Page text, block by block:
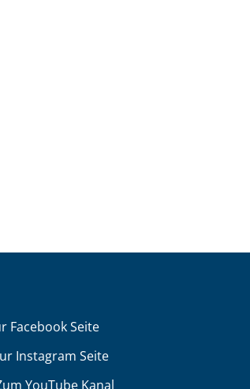
auszublenden
Facebook Seite
Instagram Seite
YouTube Kanal